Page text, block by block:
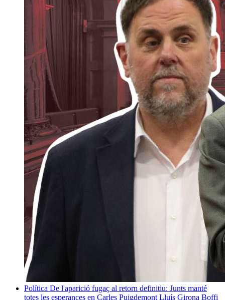
Política De l'aparició fugaç al retorn definitiu: Junts manté
totes les esperances en Carles Puigdemont Lluís Girona Boffi